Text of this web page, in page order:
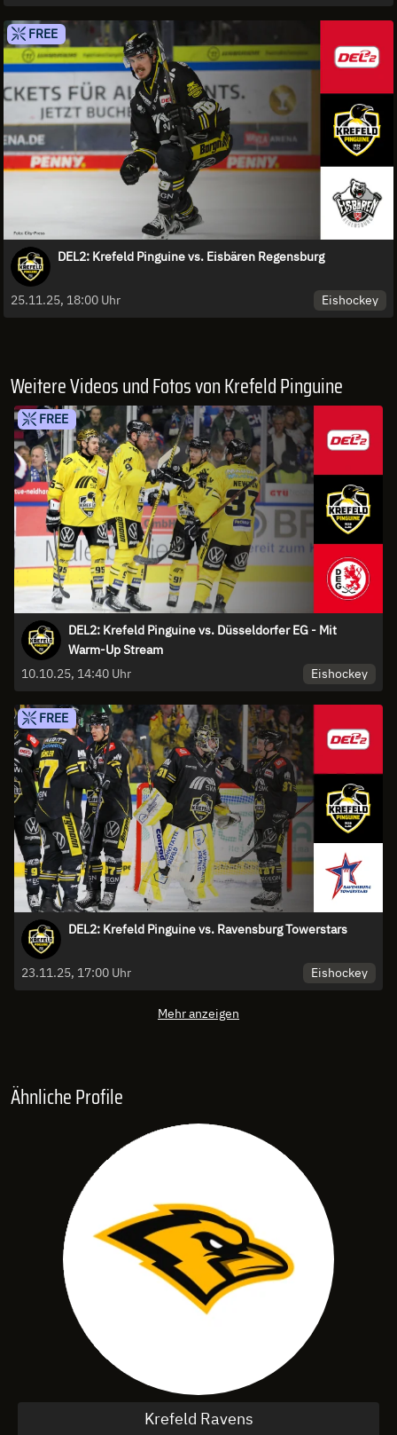
FREE
DEL2: Krefeld Pinguine vs. Eisbären Regensburg
25.11.25, 18:00 Uhr Eishockey
Weitere Videos und Fotos von Krefeld Pinguine
FREE
DEL2: Krefeld Pinguine vs. Düsseldorfer EG - Mit
Warm-Up Stream
10.10.25, 14:40 Uhr
Eishockey
FREE
DEL2: Krefeld Pinguine vs. Ravensburg Towerstars
23.11.25, 17:00 Uhr Eishockey
Mehr anzeigen
Ähnliche Profile
Krefeld Ravens